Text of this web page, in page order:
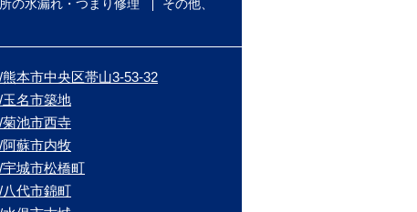
の水漏れ・つまり修理
その他、
本市中央区帯山3-53-32
名市築地
池市西寺
蘇市内牧
城市松橋町
代市錦町